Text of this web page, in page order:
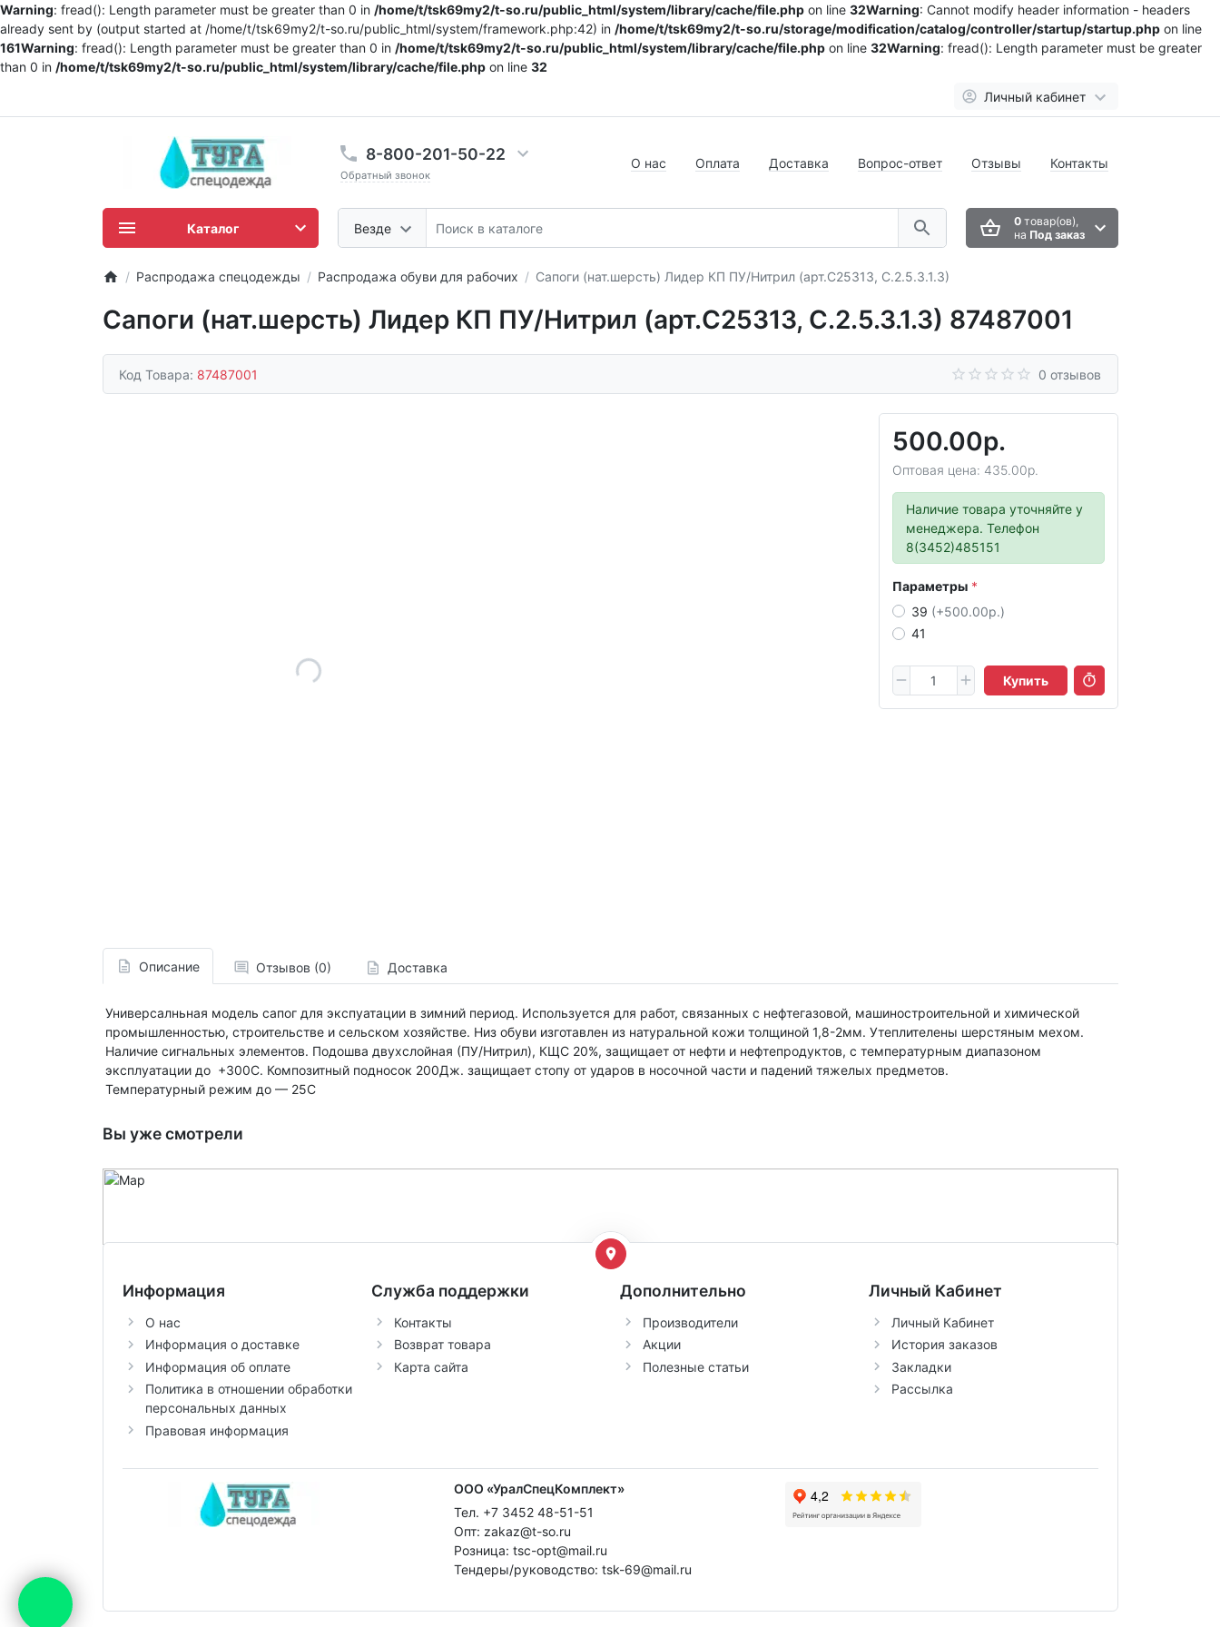
Warning: fread(): Length parameter must be greater than 0 in /home/t/tsk69my2/t-so.ru/public_html/system/library/cache/file.php on line 32Warning: Cannot modify header information - headers
already sent by (output started at /home/t/tsk69my2/t-so.ru/public_html/system/framework.php:42) in /home/t/tsk69my2/t-so.ru/storage/modification/catalog/controller/startup/startup.php on line
161Warning: fread(): Length parameter must be greater than 0 in /home/t/tsk69my2/t-so.ru/public_html/system/library/cache/file.php on line 32Warning: fread(): Length parameter must be greater
than 0 in /home/t/tsk69my2/t-so.ru/public_html/system/library/cache/file.php on line 32
Личный кабинет
8-800-201-50-22
Обратный звонок
Везде
О нас Оплата Доставка Вопрос-ответ Отзывы Контакты
0товар(ов),
на Под заказ
Каталог
Распродажа спецодежды Распродажа обуви для рабочих Сапоги (нат.шерсть) Лидер КП ПУ/Нитрил (арт.С25313, С.2.5.3.1.3)
Сапоги (нат.шерсть) Лидер КП ПУ/Нитрил (арт.С25313, С.2.5.3.1.3) 87487001
Код Товара: 87487001 0 отзывов
500.00р.
Оптовая цена: 435.00р.
Наличие товара уточняйте у
менеджера. Телефон
8(3452)485151
Параметры
39 (+500.00р.)
41
Купить
Описание Отзывов (0) Доставка
Универсалньная модель сапог для экспуатации в зимний период. Используется для работ, связанных с нефтегазовой, машиностроительной и химической
промышленностью, строительстве и сельском хозяйстве. Низ обуви изготавлен из натуральной кожи толщиной 1,8-2мм. Утеплителены шерстяным мехом.
Наличие сигнальных элементов. Подошва двухслойная (ПУ/Нитрил), КЩС 20%, защищает от нефти и нефтепродуктов, с температурным диапазоном
эксплуатации до +300С. Композитный подносок 200Дж. защищает стопу от ударов в носочной части и падений тяжелых предметов.
Температурный режим до — 25С
Вы уже смотрели
Информация
О нас
Информация о доставке
Информация об оплате
Политика в отношении обработки
персональных данных
Правовая информация
Служба поддержки
Контакты
Возврат товара
Карта сайта
Дополнительно
Производители
Акции
Полезные статьи
Личный Кабинет
Личный Кабинет
История заказов
Закладки
Рассылка
ООО «УралСпецКомплект»
Тел. +7 3452 48-51-51
Опт: zakaz@t-so.ru
Розница: tsc-opt@mail.ru
Тендеры/руководство: tsk-69@mail.ru